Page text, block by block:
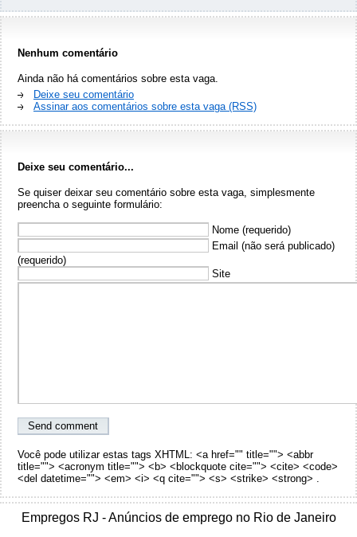
Nenhum comentário
Ainda não há comentários sobre esta vaga.
Deixe seu comentário
Assinar aos comentários sobre esta vaga (RSS)
Deixe seu comentário...
Se quiser deixar seu comentário sobre esta vaga, simplesmente
preencha o seguinte formulário:
Nome (requerido)
Email (não será publicado)
(requerido)
Site
Você pode utilizar estas tags XHTML: <a href="" title=""> <abbr
title=""> <acronym title=""> <b> <blockquote cite=""> <cite> <code>
<del datetime=""> <em> <i> <q cite=""> <s> <strike> <strong> .
Empregos RJ - Anúncios de emprego no Rio de Janeiro